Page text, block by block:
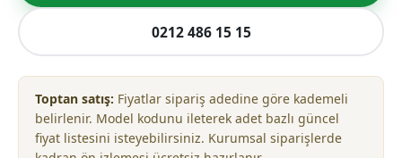
0212 486 15 15
Toptan satış: Fiyatlar sipariş adedine göre kademeli
belirlenir. Model kodunu ileterek adet bazlı güncel
fiyat listesini isteyebilirsiniz. Kurumsal siparişlerde